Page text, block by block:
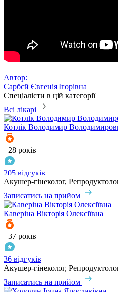
Автор:
Сарбєй Євгенія Ігорівна
Спеціалісти в цій категорії
Всі лікарі
Котлік Володимир
+28 років
205 відгуків
Акушер-гінеколог,
Записатись на прийом
Каверіна Вікторія Олексіївна
+37 років
36 відгуків
Акушер-гінеколог,
Записатись на прийом